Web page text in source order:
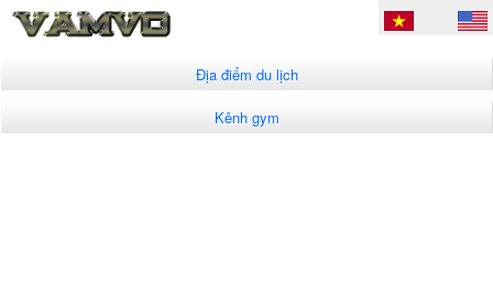
Địa điểm du lịch
Kênh gym